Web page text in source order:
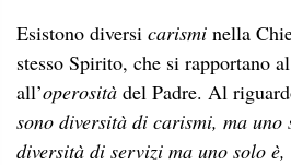
Esistono diversi carismi nella
stesso Spirito, che si rapportano al
all’operosità del Padre. Al
sono diversità di carismi, ma
diversità di servizi ma uno solo